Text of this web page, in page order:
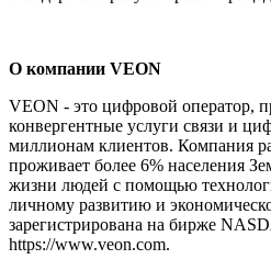
О компании VEON
VEON - это цифровой оператор,
конвергентные услуги связи и
миллионам клиентов. Компания
проживает более 6% населения
жизни людей с помощью
личному развитию и
зарегистрирована на бирже
https://www.veon.com.